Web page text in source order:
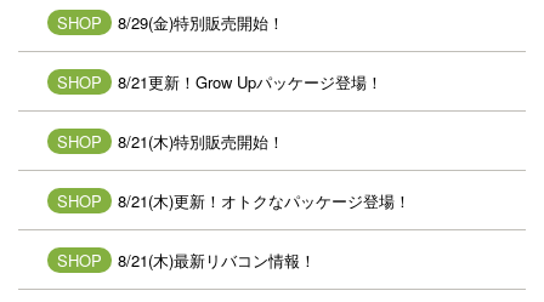
SHOP 8/29(金)特別販売開始！
SHOP 8/21更新！Grow Upパッケージ登場！
SHOP 8/21(木)特別販売開始！
SHOP 8/21(木)更新！オトクなパッケージ登場！
SHOP 8/21(木)最新リバコン情報！